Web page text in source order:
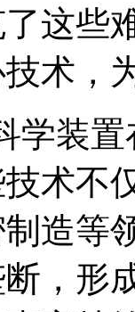
这些
术，
学装
术不
造等
，形